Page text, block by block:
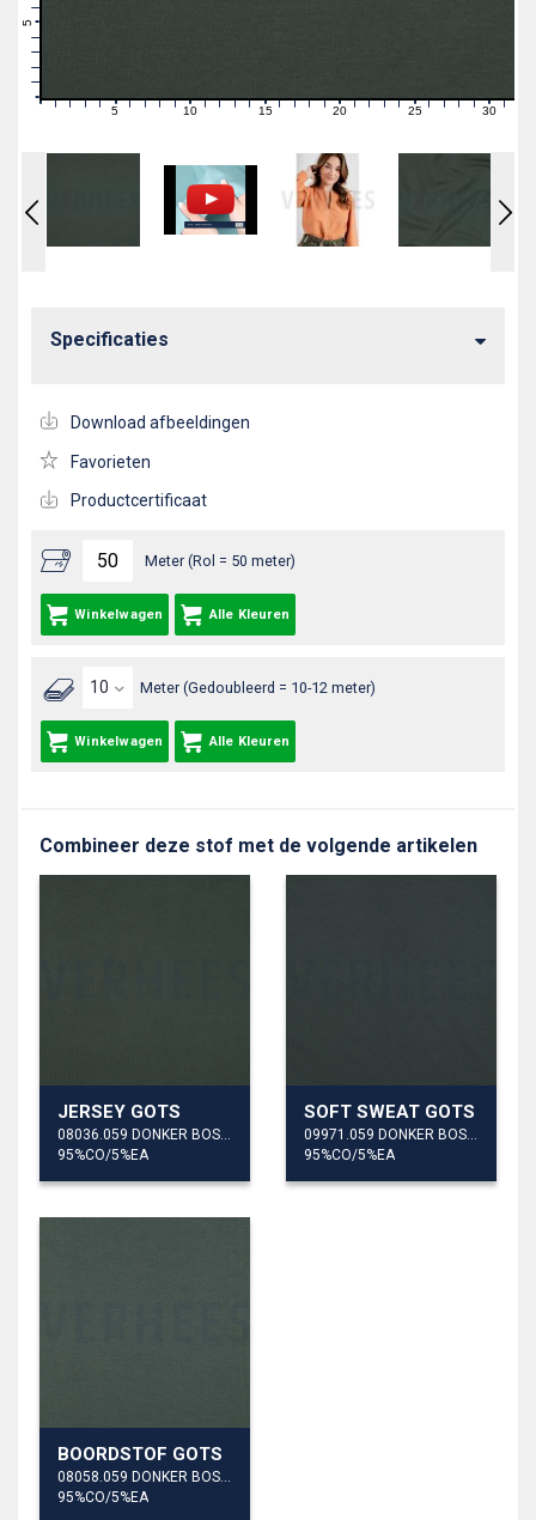
1 2 3 4 6 7 89 11121314 16171819 21222324 26272829 31
Meter (Rol = 50 meter)
Winkelwagen Alle Kleuren
Meter (Gedoubleerd = 10-12 meter)
Winkelwagen Alle Kleuren
Specificaties
Download afbeeldingen
Favorieten
Productcertificaat
Combineer deze stof met de volgende artikelen
JERSEY GOTS
08036.059 DONKER BOSGROEN
95%CO/5%EA
SOFT SWEAT GOTS
09971.059 DONKER BOSGROEN
95%CO/5%EA
BOORDSTOF GOTS
08058.059 DONKER BOSGROEN
95%CO/5%EA